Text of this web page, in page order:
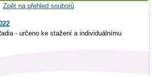
Zpět na přehled souborů
- určeno ke stažení a individuálnímu